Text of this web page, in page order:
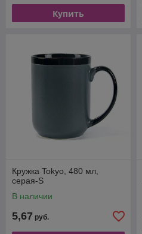
Купить
Кружка Tokyo, 480 мл,
серая-S
В наличии
5,67 руб.